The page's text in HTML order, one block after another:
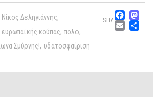
Νίκος Δεληγιάννης,
ευρωπαϊκής κούπας, πολο,
Σμύρνης!, υδατοσφαίριση
SHARE